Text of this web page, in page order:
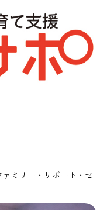
ミリー・サポート・セ